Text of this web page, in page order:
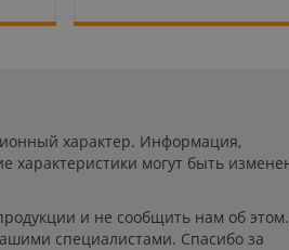
характер. Информация,
характеристики могут быть
и не сообщить нам об
специалистами. Спасибо за